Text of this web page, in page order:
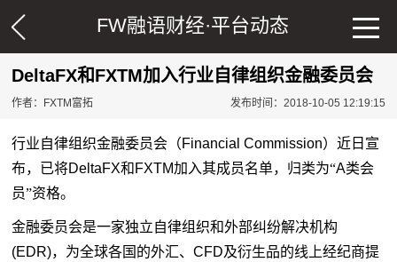
FW融语财经·平台动态
DeltaFX和FXTM加入行业自律组织金融委员会
作者：FXTM富拓 发布时间：2018-10-05 12:19:15
行业自律组织金融委员会（Financial Commission）近日宣
布，已将DeltaFX和 FXTM加入其成员名单，归类为“A类会
员”资格。
金融委员会是一家独立自律组织和外部纠纷解决机构
(EDR)，为全球各国的外汇、CFD及衍生品的线上经纪商提